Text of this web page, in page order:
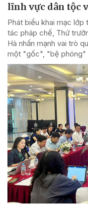
lĩnh vực dân tộc
Phát biểu khai mạc
tác pháp chế, Thứ
Hà nhấn mạnh vai trò
một "gốc", "bệ phóng"